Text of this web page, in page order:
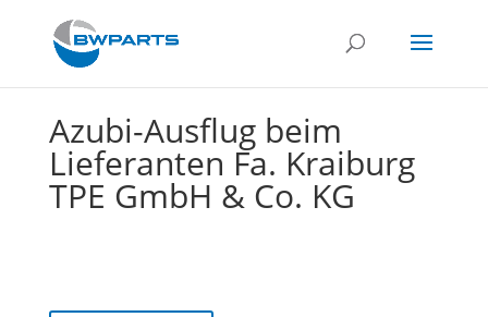
Azubi-Ausflug beim
Lieferanten Fa. Kraiburg
TPE GmbH & Co. KG